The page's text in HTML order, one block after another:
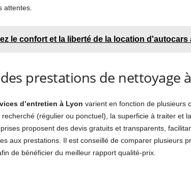
attentes.
le confort et la liberté de la location
prestations de nettoyage
d’entretien à Lyon varient en fonction de plusieurs
(régulier ou ponctuel), la superficie à traiter et
proposent des devis gratuits et transparents,
aux prestations. Il est conseillé de comparer plusieurs
de bénéficier du meilleur rapport qualité-prix.